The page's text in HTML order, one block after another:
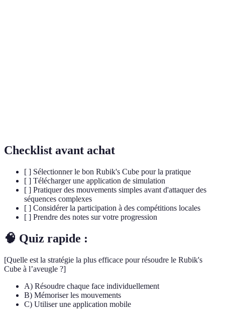
Checklist avant achat
[ ] Sélectionner le bon Rubik's Cube pour la pratique
[ ] Télécharger une application de simulation
[ ] Pratiquer des mouvements simples avant d'attaquer des
séquences complexes
[ ] Considérer la participation à des compétitions locales
[ ] Prendre des notes sur votre progression
🧠 Quiz rapide :
[Quelle est la stratégie la plus efficace pour résoudre le Rubik's
Cube à l’aveugle ?]
A) Résoudre chaque face individuellement
B) Mémoriser les mouvements
C) Utiliser une application mobile